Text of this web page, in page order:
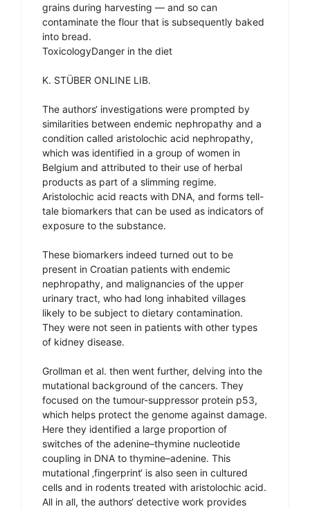
grains during harvesting — and so can
contaminate the flour that is subsequently baked
into bread.
ToxicologyDanger in the diet
K. STÜBER ONLINE LIB.
The authors‘ investigations were prompted by
similarities between endemic nephropathy and a
condition called aristolochic acid nephropathy,
which was identified in a group of women in
Belgium and attributed to their use of herbal
products as part of a slimming regime.
Aristolochic acid reacts with DNA, and forms tell-
tale biomarkers that can be used as indicators of
exposure to the substance.
These biomarkers indeed turned out to be
present in Croatian patients with endemic
nephropathy, and malignancies of the upper
urinary tract, who had long inhabited villages
likely to be subject to dietary contamination.
They were not seen in patients with other types
of kidney disease.
Grollman et al. then went further, delving into the
mutational background of the cancers. They
focused on the tumour-suppressor protein p53,
which helps protect the genome against damage.
Here they identified a large proportion of
switches of the adenine–thymine nucleotide
coupling in DNA to thymine–adenine. This
mutational ‚fingerprint‘ is also seen in cultured
cells and in rodents treated with aristolochic acid.
All in all, the authors‘ detective work provides